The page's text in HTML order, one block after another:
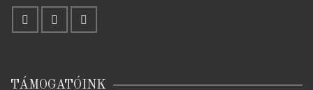
TÁMOGATÓINK